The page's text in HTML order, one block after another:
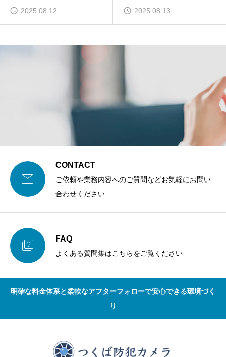
2025.08.12
2025.08.13

CONTACT
ご依頼や業務内容へのご質問などお気軽にお問い
合わせください
 FAQ
よくある質問集はこちらをご覧ください
明確な料金体系と柔軟なアフターフォローで安心できる環境づく
り